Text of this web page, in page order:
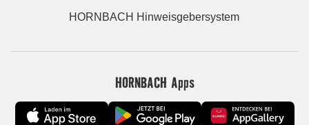
HORNBACH Hinweisgebersystem
HORNBACH Apps